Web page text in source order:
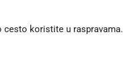
koristite u raspravama.